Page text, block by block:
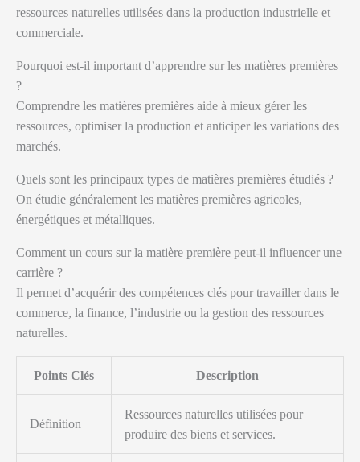
ressources naturelles utilisées dans la production industrielle et
commerciale.
Pourquoi est-il important d’apprendre sur les matières premières
?
Comprendre les matières premières aide à mieux gérer les
ressources, optimiser la production et anticiper les variations des
marchés.
Quels sont les principaux types de matières premières étudiés ?
On étudie généralement les matières premières agricoles,
énergétiques et métalliques.
Comment un cours sur la matière première peut-il influencer une
carrière ?
Il permet d’acquérir des compétences clés pour travailler dans le
commerce, la finance, l’industrie ou la gestion des ressources
naturelles.
Points Clés Description
Définition
Ressources naturelles utilisées pour
produire des biens et services.